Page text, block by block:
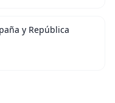
y República